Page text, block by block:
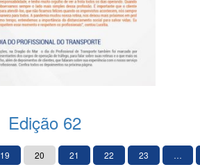
Edição 62
19 20 21 22 23 …